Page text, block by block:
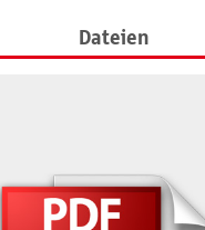
Dateien